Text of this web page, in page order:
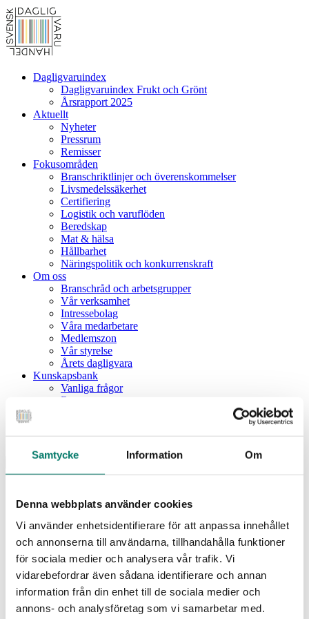
Samtycke Information Om
Denna webbplats använder cookies
Vi använder enhetsidentifierare för att anpassa innehållet
och annonserna till användarna, tillhandahålla funktioner
för sociala medier och analysera vår trafik. Vi
vidarebefordrar även sådana identifierare och annan
information från din enhet till de sociala medier och
annons- och analysföretag som vi samarbetar med.
Dagligvaruindex
Dagligvaruindex Frukt och Grönt
Årsrapport 2025
Aktuellt
Nyheter
Pressrum
Remisser
Fokusområden
Branschriktlinjer och överenskommelser
Livsmedelssäkerhet
Certifiering
Logistik och varuflöden
Beredskap
Mat & hälsa
Hållbarhet
Näringspolitik och konkurrenskraft
Om oss
Branschråd och arbetsgrupper
Vår verksamhet
Intressebolag
Våra medarbetare
Medlemszon
Vår styrelse
Årets dagligvara
Kunskapsbank
Vanliga frågor
Rapporter
Moms på livsmedel
Dagligvaruindex Frukt och Grönt
Årsrapport 2025
Aktuellt
Nyheter
Pressrum
Remisser
Fokusområden
Branschriktlinjer och överenskommelser
Livsmedelssäkerhet